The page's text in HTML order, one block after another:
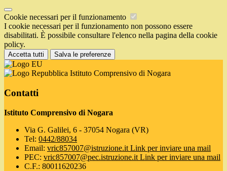
Cookie necessari per il funzionamento
I cookie necessari per il funzionamento non possono essere
disabilitati. È possibile consultare l'elenco nella pagina della cookie
policy.
Accetta tutti Salva le preferenze
Istituto Comprensivo di Nogara
Contatti
Istituto Comprensivo di Nogara
Via G. Galilei, 6 - 37054 Nogara (VR)
Tel: 0442/88034
Email: vric857007@istruzione.it Link per inviare una mail
PEC: vric857007@pec.istruzione.it Link per inviare una mail
C.F.: 80011620236